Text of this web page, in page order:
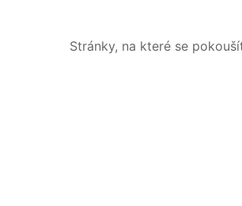
Stránky, na které se